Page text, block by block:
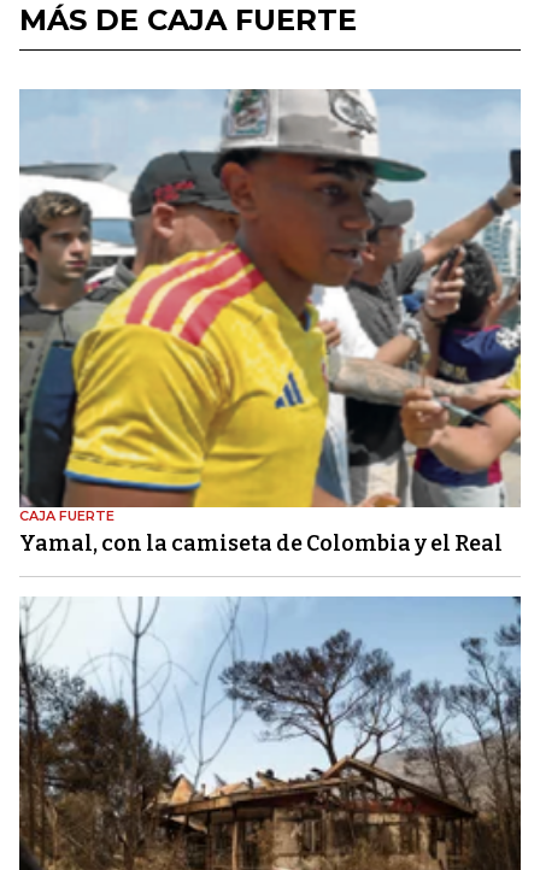
MÁS DE CAJA FUERTE
CAJA FUERTE
Yamal, con la camiseta de Colombia y el Real